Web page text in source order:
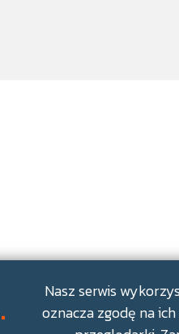
.
Nasz serwis
oznacza zgodę na